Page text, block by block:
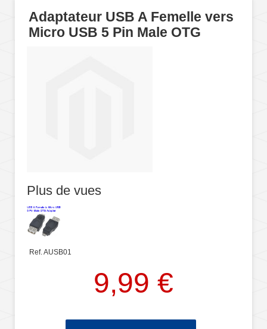
Adaptateur USB A Femelle vers
Micro USB 5 Pin Male OTG
Plus de vues
Ref. AUSB01
9,99 €